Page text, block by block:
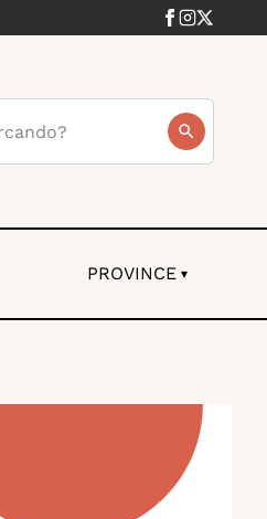
PROVINCE ▾